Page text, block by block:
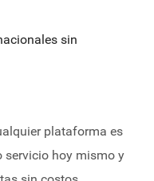
sin
plataforma es
servicio hoy mismo y